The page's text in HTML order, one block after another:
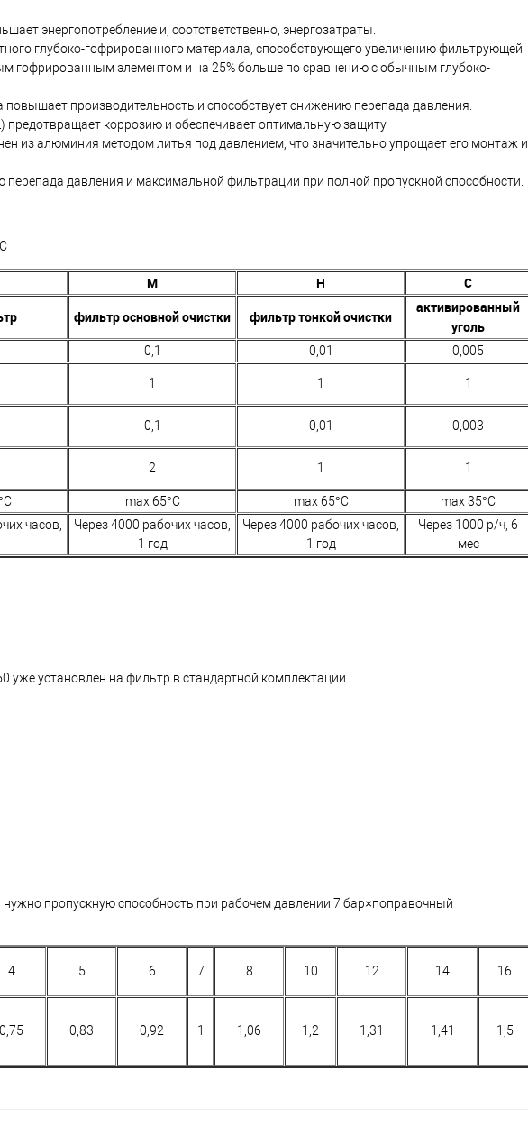
энергопотребление и, соотстветственно, энергозатраты.
глубоко-гофрированного материала, способствующего увеличению фильтрующей
гофрированным элементом и на 25% больше по сравнению с обычным глубоко-
производительность и способствует снижению перепада давления.
предотвращает коррозию и обеспечивает оптимальную защиту.
из алюминия методом литья под давлением, что значительно упрощает его монтаж и
давления и максимальной фильтрации при полной пропускной способности.
M H
C
фильтр основной очистки фильтр тонкой очистки
активированный
уголь
0,1 0,01
0,005
1 1 1
0,1 0,01 0,003
2 1 1
max 65°C max 65°C max 35°C
часов,
Через 4000 рабочих часов,
1 год
Через 4000 рабочих часов,
1 год
Через 1000 р/ч, 6
мес
уже установлен на фильтр в стандартной комплектации.
пропускную способность при рабочем давлении 7 бар×поправочный
4 5 6 7 8 10 12 14 16
0,75 0,83 0,92 1 1,06 1,2 1,31 1,41 1,5